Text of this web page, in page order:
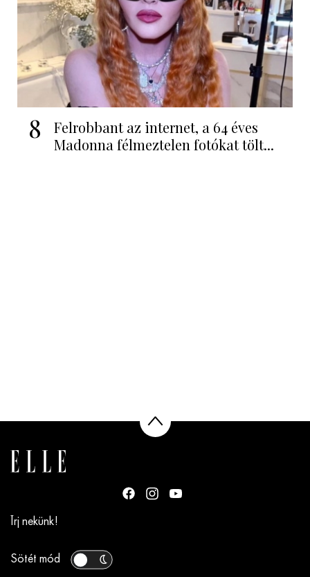
8
Felrobbant az internet, a 64 éves
Madonna félmeztelen fotókat tölt...
Írj nekünk!
Sötét mód